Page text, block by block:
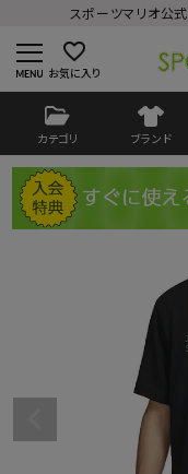
スポーツマリオ公
favorite_border
お気に入り
カテゴリ ブランド